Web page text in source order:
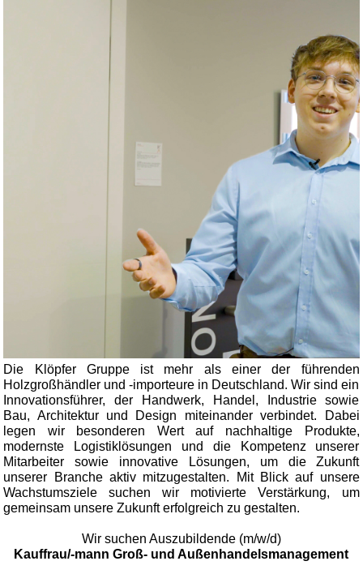
Die Klöpfer Gruppe ist mehr als einer der führenden
Holzgroßhändler und -importeure in Deutschland. Wir sind ein
Innovationsführer, der Handwerk, Handel, Industrie sowie
Bau, Architektur und Design miteinander verbindet. Dabei
legen wir besonderen Wert auf nachhaltige Produkte,
modernste Logistiklösungen und die Kompetenz unserer
Mitarbeiter sowie innovative Lösungen, um die Zukunft
unserer Branche aktiv mitzugestalten. Mit Blick auf unsere
Wachstumsziele suchen wir motivierte Verstärkung, um
gemeinsam unsere Zukunft erfolgreich zu gestalten.
Wir suchen Auszubildende (m/w/d)
Kauffrau/-mann Groß- und Außenhandelsmanagement